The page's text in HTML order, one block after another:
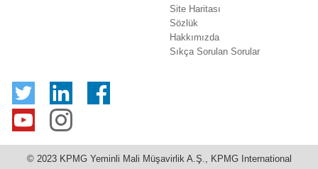
Site Haritası
Sözlük
Hakkımızda
Sıkça Sorulan Sorular
© 2023 KPMG Yeminli Mali Müşavirlik A.Ş., KPMG International